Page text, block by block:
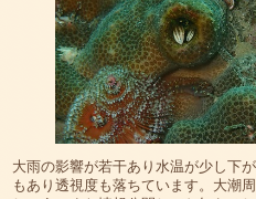
大雨の影響が若干あり水温が少し下
もあり透視度も落ちています。大潮